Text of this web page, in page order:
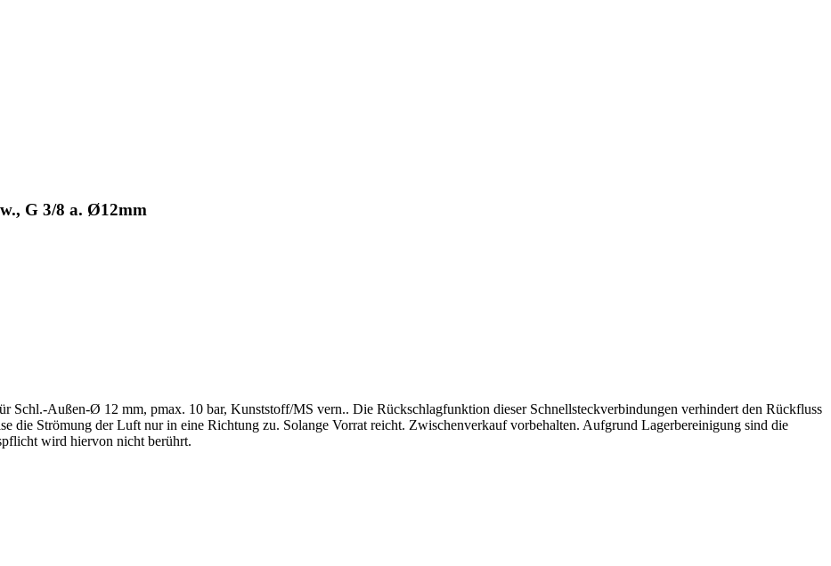
G 3/8 a. Ø12mm
Schl.-Außen-Ø 12 mm, pmax. 10 bar, Kunststoff/MS vern.. Die Rückschlagfunktion dieser Schnellsteckverbindungen verhindert den Rückfluss
die Strömung der Luft nur in eine Richtung zu. Solange Vorrat reicht. Zwischenverkauf vorbehalten. Aufgrund Lagerbereinigung sind die
wird hiervon nicht berührt.